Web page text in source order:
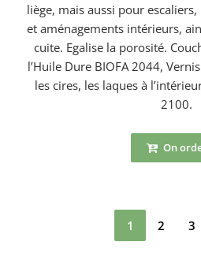
liège, mais aussi pour
et aménagements intérieurs,
cuite. Egalise la porosité.
l’Huile Dure BIOFA 2044,
les cires, les laques à
2100.
On
1 2 3